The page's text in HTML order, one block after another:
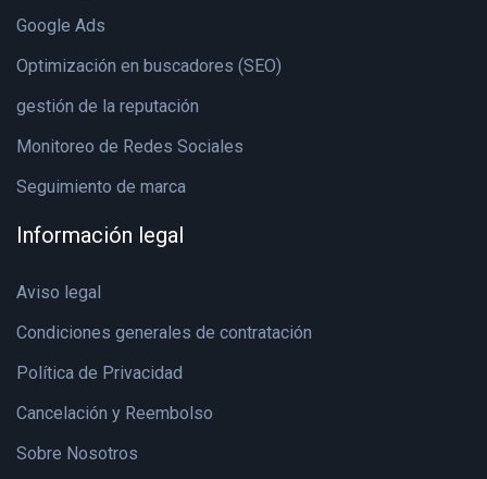
Google Ads
Optimización en buscadores (SEO)
gestión de la reputación
Monitoreo de Redes Sociales
Seguimiento de marca
Información legal
Aviso legal
Condiciones generales de contratación
Política de Privacidad
Cancelación y Reembolso
Sobre Nosotros